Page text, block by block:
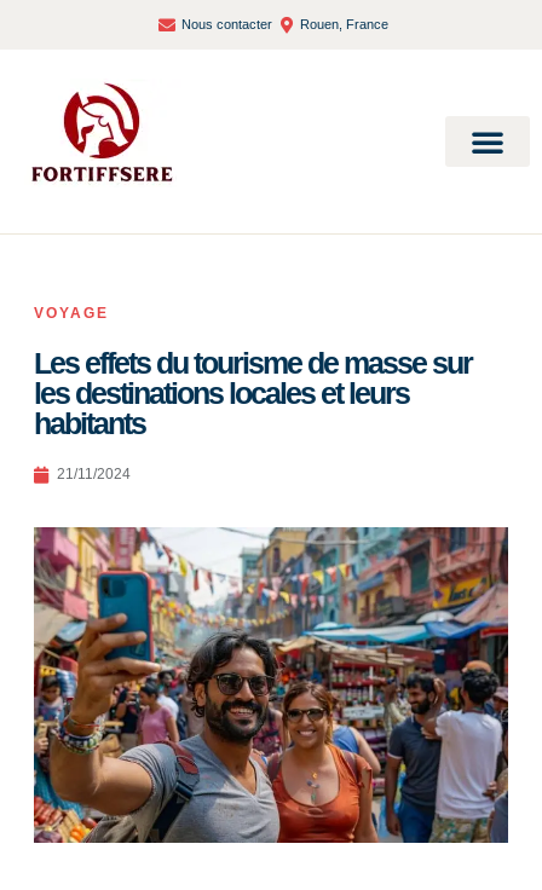
Nous contacter Rouen, France
VOYAGE
Les effets du tourisme de masse sur
les destinations locales et leurs
habitants
21/11/2024